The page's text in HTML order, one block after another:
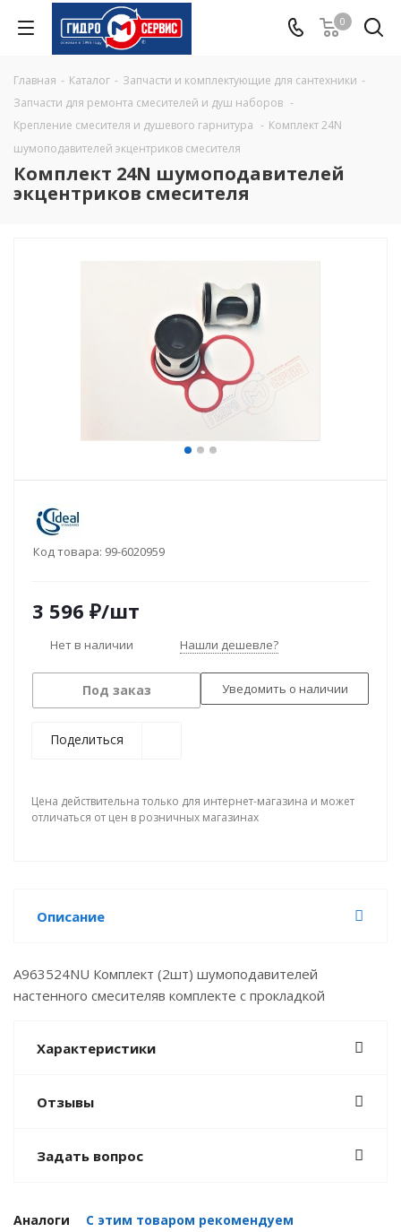
0
Главная - Каталог - Запчасти и комплектующие для сантехники -
Запчасти для ремонта смесителей и душ наборов -
Крепление смесителя и душевого гарнитура - Комплект 24N
шумоподавителей экцентриков смесителя
Комплект 24N шумоподавителей
экцентриков смесителя
Код товара: 99-6020959
3 596 ₽/шт
Нет в наличии Нашли дешевле?
Под заказ Уведомить о наличии
Поделиться
Цена действительна только для интернет-магазина и может
отличаться от цен в розничных магазинах
Описание
A963524NU Комплект (2шт) шумоподавителей
настенного смесителяв комплекте с прокладкой
Характеристики
Отзывы
Задать вопрос
Аналоги С этим товаром рекомендуем